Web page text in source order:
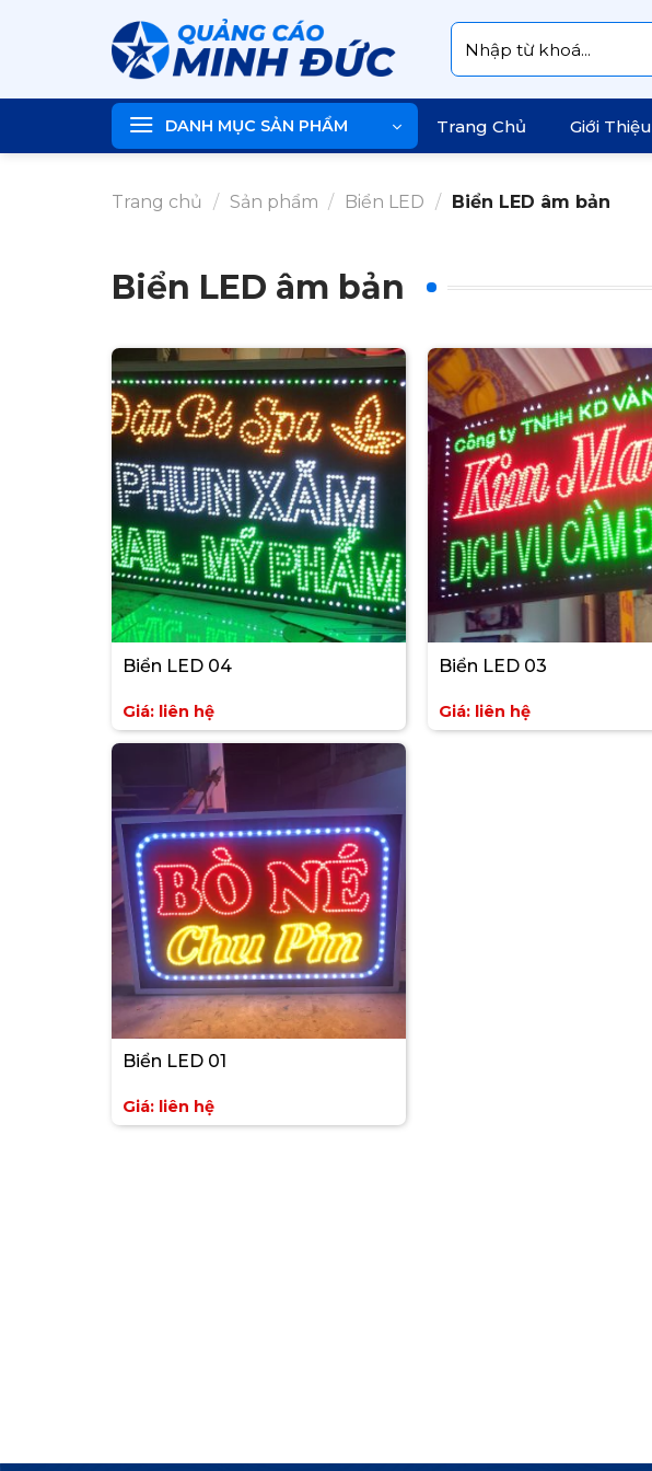
Tìm
kiếm:
DANH MỤC SẢN PHẨM Trang Chủ Giới Thiệu
Trang chủ / Sản phẩm / Biển LED / Biển LED âm bản
Biển LED âm bản
Biển LED 04
Giá: liên hệ
Biển LED 03
Giá: liên hệ
Biển LED 01
Giá: liên hệ